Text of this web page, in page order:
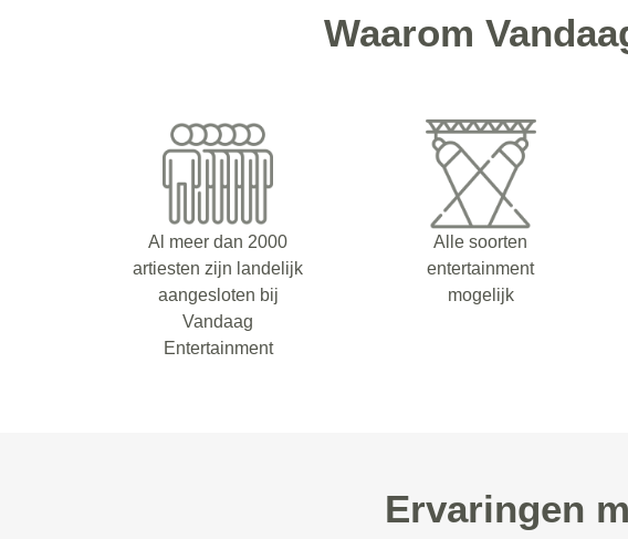
Waarom
Al meer dan 2000
artiesten zijn landelijk
aangesloten bij
Vandaag
Entertainment
Alle soorten
entertainment
mogelijk
Ervaringen